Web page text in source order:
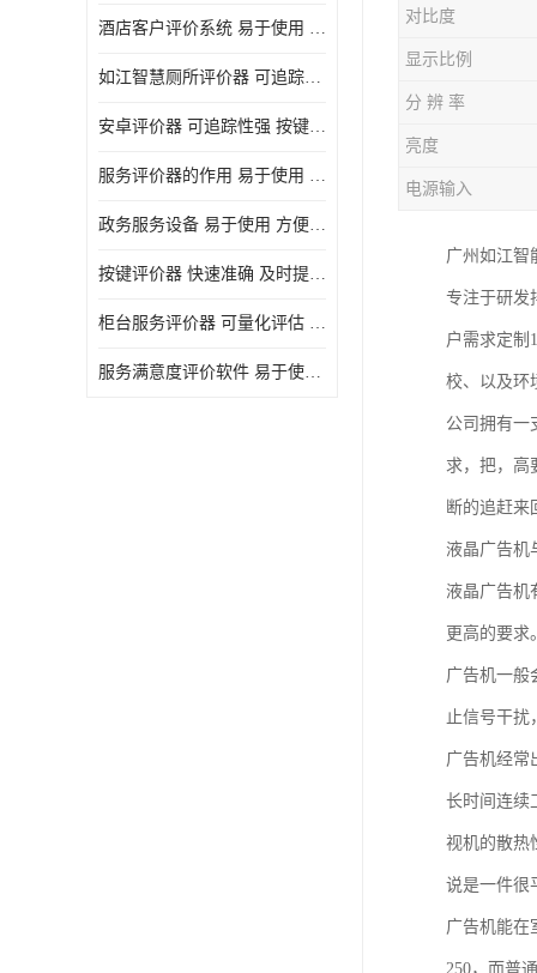
酒店客户评价系统 易于使用 按键响应速度
如江智慧厕所评价器 可追踪性强 及时提供反馈
安卓评价器 可追踪性强 按键响应速度
服务评价器的作用 易于使用 按键响应速度
政务服务设备 易于使用 方便数据记录和分析
按键评价器 快速准确 及时提供反馈
柜台服务评价器 可量化评估 及时提供反馈
服务满意度评价软件 易于使用 及时提供反馈
对比度
显示比例
分 辨 率
亮度
电源输入
广州如江智
专注于研发
户需求定制
校、以及环
公司拥有一
求，把，高
断的追赶来
液晶广告机
液晶广告机
更高的要求
广告机一般
止信号干扰
广告机经常
长时间连续
视机的散热
说是一件很
广告机能在
250，而普